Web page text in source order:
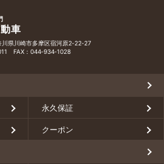
車
県川崎市多摩区宿河原2‑22‑27
FAX：044‑934‑1028
永久保証
クーポン